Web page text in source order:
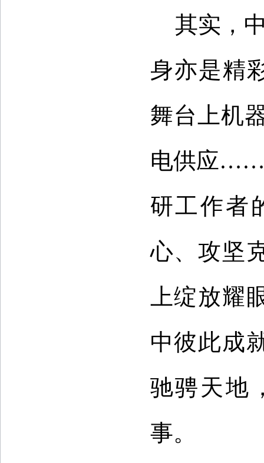
其实，
身亦是精
舞台上机
电供应
研工作者
心、攻坚
上绽放耀
中彼此成
驰骋天地
事。